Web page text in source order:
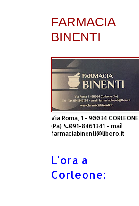
FARMACIA
BINENTI
Via Roma, 1 - 90034 CORLEONE
(Pa) 📞091-8461341 - mail
farmaciabinenti@libero.it
L'ora a
Corleone: